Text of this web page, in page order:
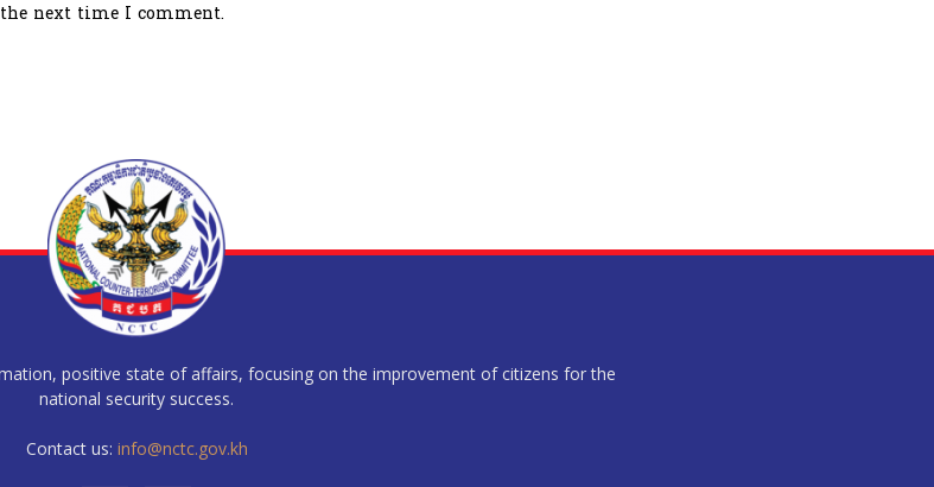
next time I comment.
positive state of affairs, focusing on the improvement of citizens for the
national security success.
Contact us: info@nctc.gov.kh